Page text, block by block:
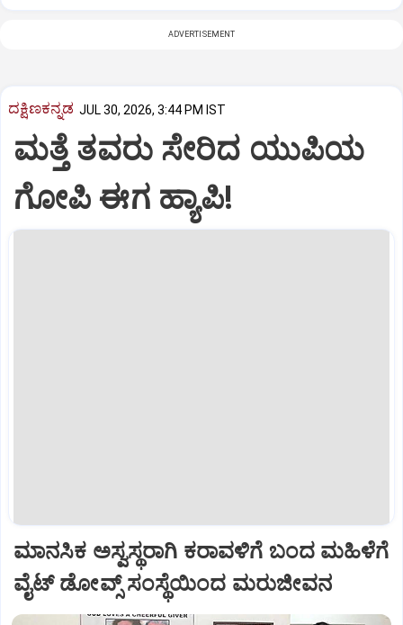
ADVERTISEMENT
ದಕ್ಷಿಣಕನ್ನಡ JUL 30, 2026, 3:44 PM IST
ಮತ್ತೆ ತವರು ಸೇರಿದ ಯುಪಿಯ
ಗೋಪಿ ಈಗ ಹ್ಯಾಪಿ!
ಮಾನಸಿಕ ಅಸ್ವಸ್ಥರಾಗಿ ಕರಾವಳಿಗೆ ಬಂದ ಮಹಿಳೆಗೆ
ವೈಟ್‌ ಡೋವ್ಸ್‌ ಸಂಸ್ಥೆಯಿಂದ ಮರುಜೀವನ